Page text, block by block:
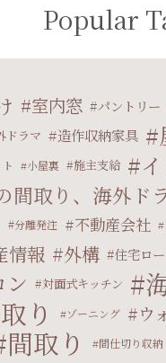
Popular
室内窓 パントリー
ドラマ 造作収納家具
小屋裏 施主支給
間取り、海外ド
分離発注 不動産会社
情報 外構 住宅ロ
ン 対面式キッチン
り ゾーニング ウ
間取り 間仕切り収納